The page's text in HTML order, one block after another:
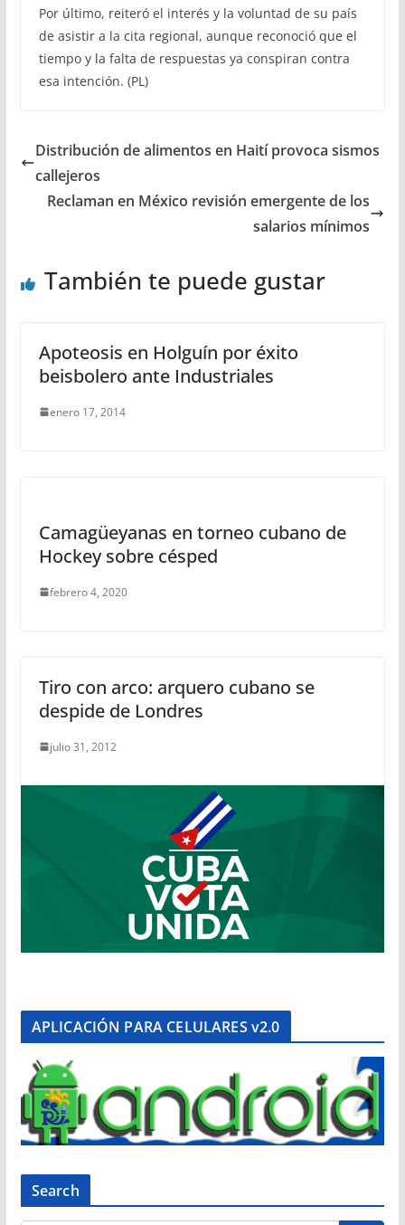
Por último, reiteró el interés y la voluntad de su país
de asistir a la cita regional, aunque reconoció que el
tiempo y la falta de respuestas ya conspiran contra
esa intención. (PL)
Distribución de alimentos en Haití provoca sismos
callejeros
Reclaman en México revisión emergente de los
salarios mínimos
También te puede gustar
Apoteosis en Holguín por éxito
beisbolero ante Industriales
enero 17, 2014
Camagüeyanas en torneo cubano de
Hockey sobre césped
febrero 4, 2020
Tiro con arco: arquero cubano se
despide de Londres
julio 31, 2012
APLICACIÓN PARA CELULARES v2.0
Search